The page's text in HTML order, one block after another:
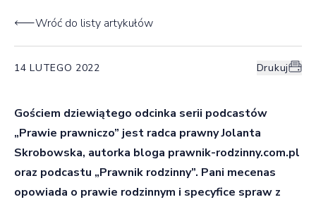
Wróć do listy artykułów
14 LUTEGO 2022 Drukuj
Gościem dziewiątego odcinka serii podcastów
„Prawie prawniczo” jest radca prawny Jolanta
Skrobowska, autorka bloga prawnik-rodzinny.com.pl
oraz podcastu „Prawnik rodzinny”. Pani mecenas
opowiada o prawie rodzinnym i specyfice spraw z